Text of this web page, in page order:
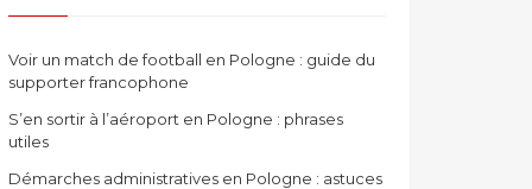
Voir un match de football en Pologne : guide du
supporter francophone
S’en sortir à l’aéroport en Pologne : phrases
utiles
Démarches administratives en Pologne : astuces